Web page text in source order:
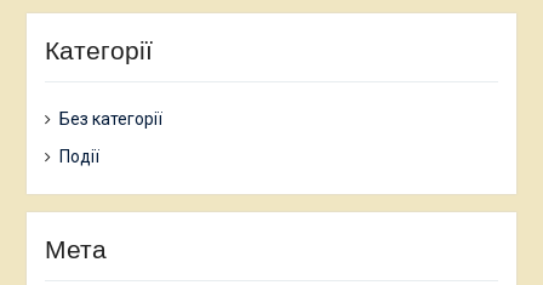
Категорії
Без категорії
Події
Мета